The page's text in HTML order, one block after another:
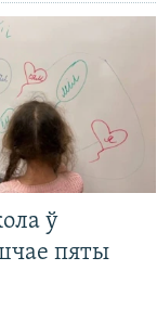
ў
пяты